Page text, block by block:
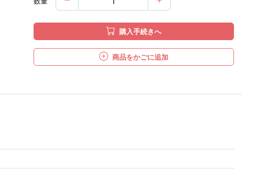
購入手続きへ
商品をかごに追加